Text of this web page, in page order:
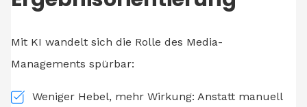
Mit KI wandelt sich die Rolle des Media-
Managements spürbar:
Weniger Hebel, mehr Wirkung: Anstatt manuell